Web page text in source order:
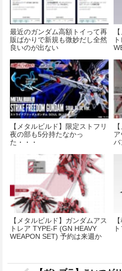
最近のガンダム高額トイって再
販ばかりで新規も微妙だし全然
良いのが出ない
【メタルビルド】限定ストフリ
夜の部も5分持たなかっ
た・・・
バ
【メタルビルド】ガンダムアス
トレア TYPE-F (GN HEAVY
WEAPON SET) 予約は来週か